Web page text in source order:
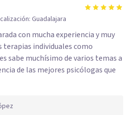
Guadalajara
con mucha experiencia y muy
terapias individuales como
sabe muchísimo de varios temas a
de las mejores psicólogas que